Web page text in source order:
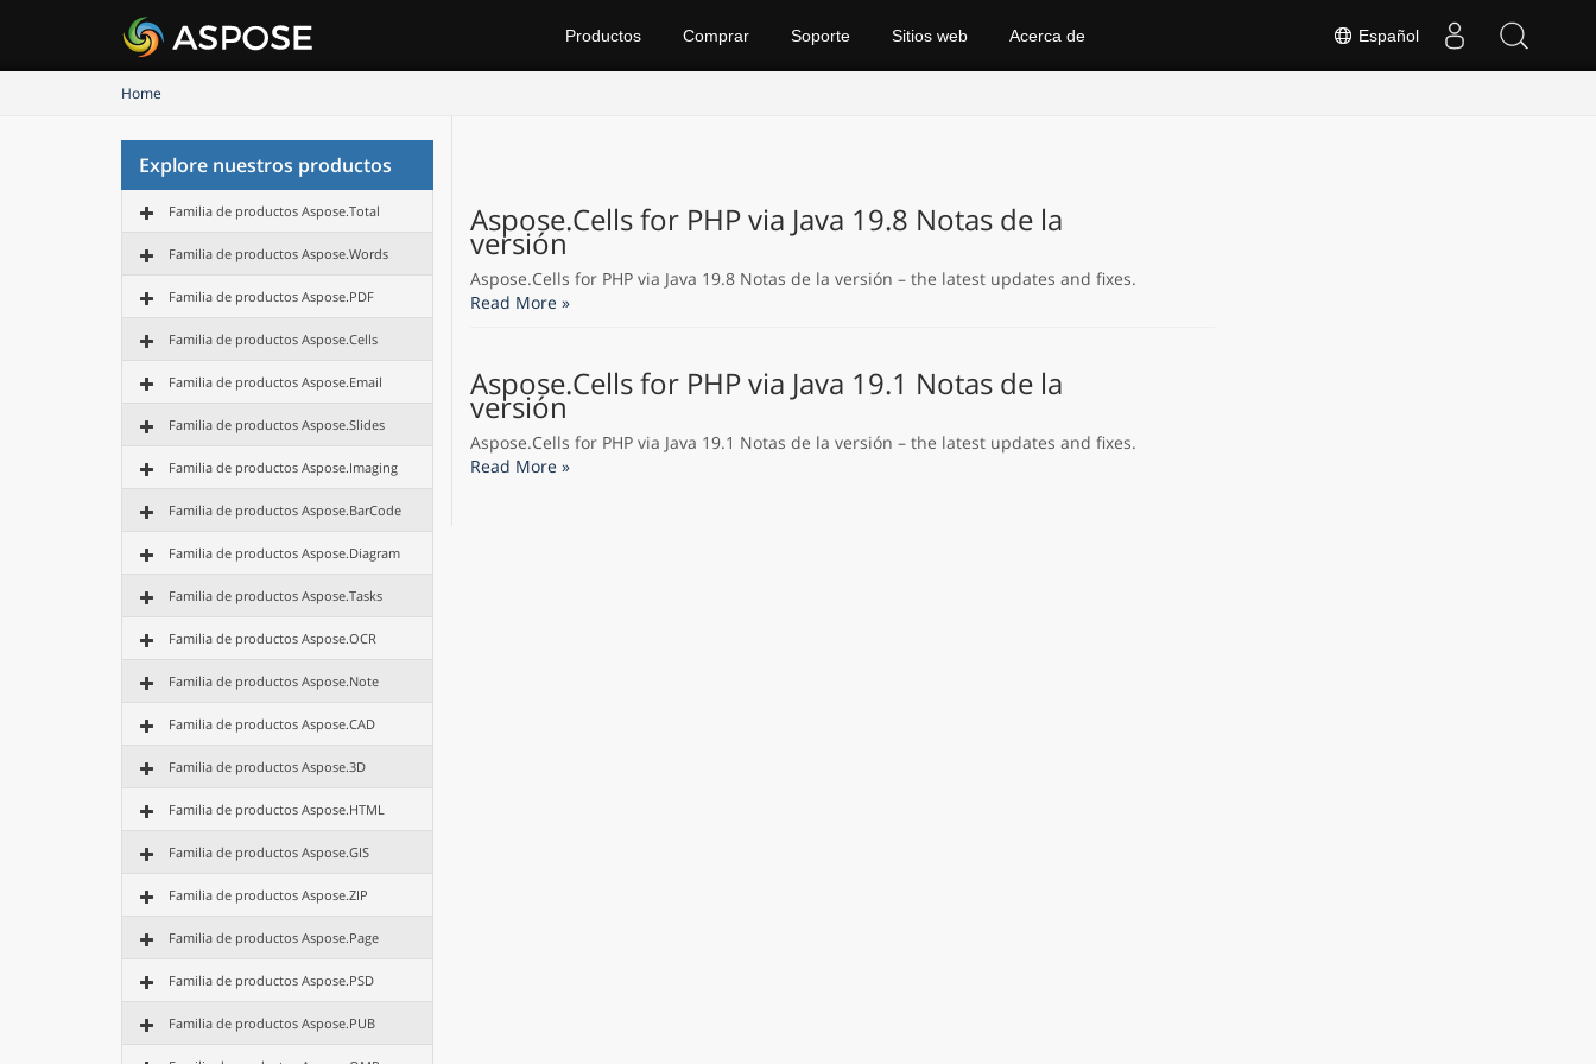
Español
Productos Comprar Soporte Sitios web Acerca de
Home
Explore nuestros productos
Familia de productos Aspose.Total
Familia de productos Aspose.Words
Familia de productos Aspose.PDF
Familia de productos Aspose.Cells
Familia de productos Aspose.Email
Familia de productos Aspose.Slides
Familia de productos Aspose.Imaging
Familia de productos Aspose.BarCode
Familia de productos Aspose.Diagram
Familia de productos Aspose.Tasks
Familia de productos Aspose.OCR
Familia de productos Aspose.Note
Familia de productos Aspose.CAD
Familia de productos Aspose.3D
Familia de productos Aspose.HTML
Familia de productos Aspose.GIS
Familia de productos Aspose.ZIP
Familia de productos Aspose.Page
Familia de productos Aspose.PSD
Familia de productos Aspose.PUB
Aspose.Cells for PHP via Java 19.8 Notas de la
versión
Aspose.Cells for PHP via Java 19.8 Notas de la versión – the latest updates and fixes.
Read More »
Aspose.Cells for PHP via Java 19.1 Notas de la
versión
Aspose.Cells for PHP via Java 19.1 Notas de la versión – the latest updates and fixes.
Read More »